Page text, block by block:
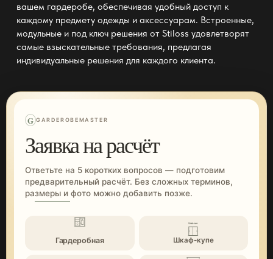
вашем гардеробе, обеспечивая удобный доступ к
каждому предмету одежды и аксессуарам. Встроенные,
модульные и под ключ решения от Stiloss удовлетворят
самые взыскательные требования, предлагая
индивидуальные решения для каждого клиента.
G GARDEROBEMASTER
Заявка на расчёт
Ответьте на 5 коротких вопросов — подготовим
предварительный расчёт. Без сложных терминов,
размеры и фото можно добавить позже.
Гардеробная Шкаф-купе